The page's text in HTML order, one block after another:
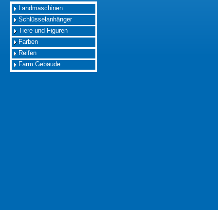
Landmaschinen
Schlüsselanhänger
Tiere und Figuren
Farben
Reifen
Farm Gebäude